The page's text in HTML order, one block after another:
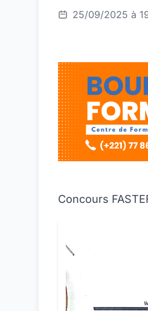
25/09/2025 à
Concours